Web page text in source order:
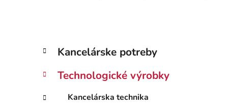
B
č
ý
Preskočiť
kategórie
K
a
e
ó
Kancelárske potreby
Technologické výrobky
Kancelárska technika